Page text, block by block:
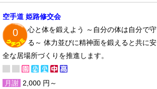
空手道 姫路修交会
0
心と体を鍛えよう ～自分の体は自分で守
る～ 体力並びに精神面を鍛えると共に安
全な居場所づくりを推進します。
月謝 2,000 円～